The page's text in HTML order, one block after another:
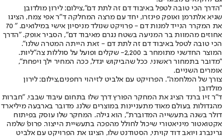
"הדרך הכי טובה לטפל באיבוד דם זה לתת דם",צילום: לירון מולדובן
שגיא אלתרמן ואופק פינזרו, יחד עם מרצה המחלקה ד"ר אפי צמח, הציגו
את המקרר הנייד למנות דם - פרויקט שנולד מניסיון אישי במילואים. " 70
אחוזים מהמוות בר המניעה בשטח נגרם מאיבוד דם", הסביר אופק. "הדרך
הכי טובה לטפל באיבוד דם זה לתת דם - זאת הייתה המטרה שלנו".
המוצר החדשני מתומחר ב 2,200- שקלים ופועל על סוללות צה"ליות.
"מדובר בתמחור ראשוני. ככל שהביקוש יגדל, ככה המחיר ילך ויפחת",
אומרים השניים.
צורך של המלחמה”. הפרויקט עם אלביט לזיהוי רחפנים,צילום: לירון
מולדובן
ד"ר זיו ברנד הציג את המחקר הפורץ דרך שלו בתחום עיבוד שבבי. "חברות
מהגדולות בעולם מאוד מתעניינות במוצרים שלנו. מדובר בארבעה מיליארד
דולר בשנה בתעשייה המדוברת", הוא גילה. המחקר שלו עוסק בפיתוח
אקטואטור מיניאטורי שיכול לחולל מהפכה בתעשיית הייצור. פרופ' שלמה
גרינברג ויואב דוד קויתי, הסטודנט שלו, הציגו את הפרויקט עם אלביט